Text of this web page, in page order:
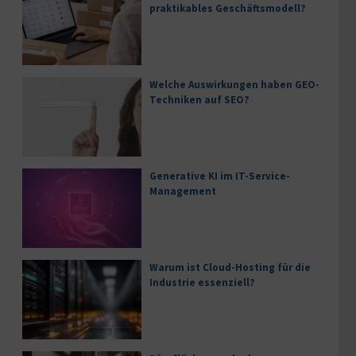
praktikables Geschäftsmodell?
Welche Auswirkungen haben GEO-
Techniken auf SEO?
Generative KI im IT-Service-
Management
Warum ist Cloud-Hosting für die
Industrie essenziell?